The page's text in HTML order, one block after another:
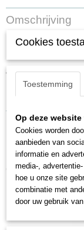
Productcode
E705240
Schaal
Omschrijving
Märklin
Uitverkocht bij Märklin
Ook
Cookies
Toestemming
Op deze
Cookies worden
aanbieden van
informatie en
media-,
hoe u onze site
combinatie met
door uw gebruik